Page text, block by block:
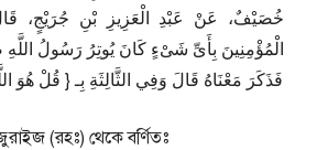
خُصَيْفٌ، عَنْ عَبْدِ الْعَزِيزِ بْنِ جُرَيْجٍ،
الْمُؤْمِنِينَ بِأَىِّ شَىْءٍ كَانَ يُوتِرُ رَسُولُ
فَذَكَرَ مَعْنَاهُ قَالَ وَفِي الثَّالِثَةِ بِـ ‏{‏ قُلْ هُوَ
(রহঃ) থেকে বর্ণিতঃ